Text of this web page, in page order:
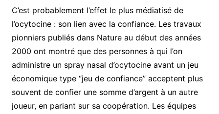
C’est probablement l’effet le plus médiatisé de
l’ocytocine : son lien avec la confiance. Les travaux
pionniers publiés dans Nature au début des années
2000 ont montré que des personnes à qui l’on
administre un spray nasal d’ocytocine avant un jeu
économique type “jeu de confiance” acceptent plus
souvent de confier une somme d’argent à un autre
joueur, en pariant sur sa coopération. Les équipes